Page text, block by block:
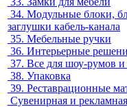
34. Модульные блоки,
заглушки кабель-канала
35. Мебельные ручки
36. Интерьерные
37. Все для шоу-румов и
38. Упаковка
39. Реставрационные
Сувенирная и